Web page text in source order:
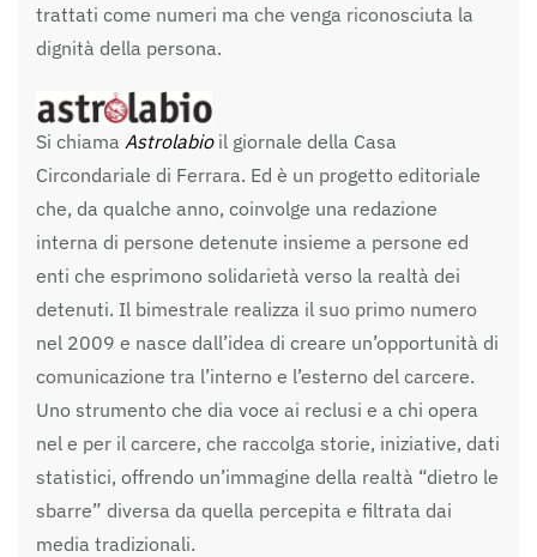
trattati come numeri ma che venga riconosciuta la
dignità della persona.
Si chiama Astrolabioil giornale della Casa
Circondariale di Ferrara. Ed è un progetto editoriale
che, da qualche anno, coinvolge una redazione
interna di persone detenute insieme a persone ed
enti che esprimono solidarietà verso la realtà dei
detenuti. Il bimestrale realizza il suo primo numero
nel 2009 e nasce dall’idea di creare un’opportunità di
comunicazione tra l’interno e l’esterno del carcere.
Uno strumento che dia voce ai reclusi e a chi opera
nel e per il carcere, che raccolga storie, iniziative, dati
statistici, offrendo un’immagine della realtà “dietro le
sbarre” diversa da quella percepita e filtrata dai
media tradizionali.